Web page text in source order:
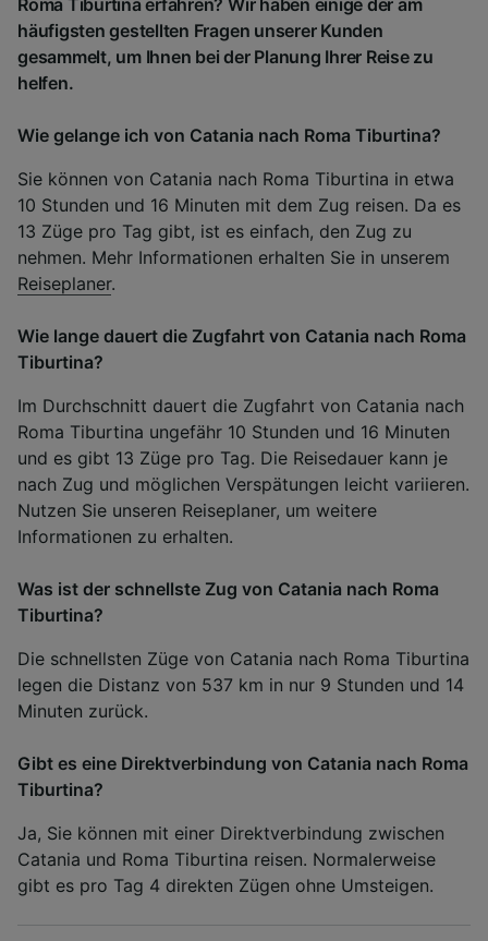
häufigsten gestellten Fragen unserer Kunden
gesammelt, um Ihnen bei der Planung Ihrer Reise zu
helfen.
Wie gelange ich von Catania nach Roma Tiburtina?
Sie können von Catania nach Roma Tiburtina in etwa
10 Stunden und 16 Minuten mit dem Zug reisen. Da es
13 Züge pro Tag gibt, ist es einfach, den Zug zu
nehmen. Mehr Informationen erhalten Sie in unserem
Reiseplaner.
Wie lange dauert die Zugfahrt von Catania nach Roma
Tiburtina?
Im Durchschnitt dauert die Zugfahrt von Catania nach
Roma Tiburtina ungefähr 10 Stunden und 16 Minuten
und es gibt 13 Züge pro Tag. Die Reisedauer kann je
nach Zug und möglichen Verspätungen leicht variieren.
Nutzen Sie unseren Reiseplaner, um weitere
Informationen zu erhalten.
Was ist der schnellste Zug von Catania nach Roma
Tiburtina?
Die schnellsten Züge von Catania nach Roma Tiburtina
legen die Distanz von 537 km in nur 9 Stunden und 14
Minuten zurück.
Gibt es eine Direktverbindung von Catania nach Roma
Tiburtina?
Ja, Sie können mit einer Direktverbindung zwischen
Catania und Roma Tiburtina reisen. Normalerweise
gibt es pro Tag 4 direkten Zügen ohne Umsteigen.